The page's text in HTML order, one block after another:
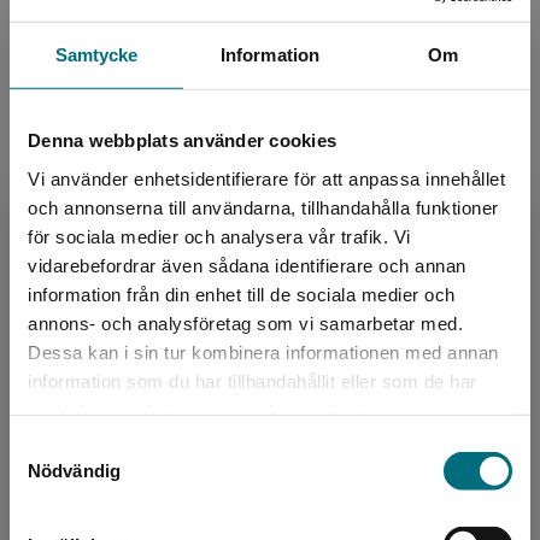
Samtycke Information Om
Denna webbplats använder cookies
Vi använder enhetsidentifierare för att anpassa innehållet
och annonserna till användarna, tillhandahålla funktioner
för sociala medier och analysera vår trafik. Vi
vidarebefordrar även sådana identifierare och annan
information från din enhet till de sociala medier och
annons- och analysföretag som vi samarbetar med.
Dessa kan i sin tur kombinera informationen med annan
information som du har tillhandahållit eller som de har
Nödvändig
Begränsad fraktregion
Det verkar som att du besöker
Sverige. För att kunna slutföra ett köp måste
Sápmi
Lättlästa böcker som ger möjlighet att fördjupa sin
kunskap om samisk kultur, men också om samernas
historia, identitet och om kolonisering och rasism.